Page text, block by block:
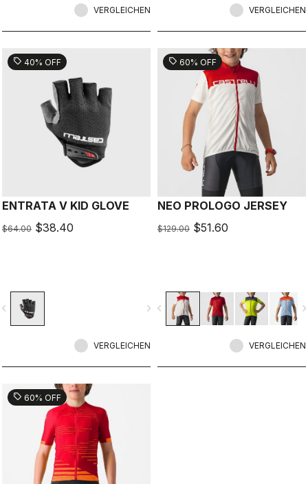
VERGLEICHEN VERGLEICHEN
sell 40% OFF
ENTRATA V KID GLOVE
$64.00 $38.40
navigate_next
VERGLEICHEN
sell 60% OFF
NEO PROLOGO JERSEY
$129.00 $51.60
navigate_before
VERGLEICHEN
sell 60% OFF